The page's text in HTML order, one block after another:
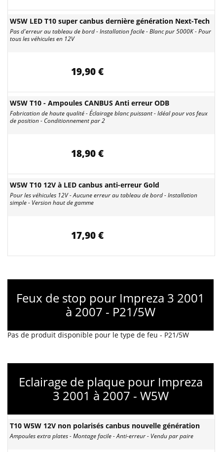
W5W LED T10 super canbus dernière génération Next-Tech
Pas d'erreur au tableau de bord - Installation facile - Blanc pur 5000K - Pour
tous les véhicules en 12V
19,90 €
W5W T10 - Ampoules CANBUS Anti erreur ODB
Fabrication de haute qualité - Éclairage blanc puissant - Idéal pour vos feux
de position - Conditionnement par 2
18,90 €
W5W T10 12V à LED canbus anti-erreur Gold
Pour les véhicules 12V - Aucune erreur au tableau de bord - Installation
simple - Version haut de gamme
17,90 €
Feux de stop pour Impreza 3 2001
à 2007 - P21/5W
Pas de produit disponible pour le type de feu - P21/5W
Eclairage de plaque pour Impreza
3 2001 à 2007 - W5W
T10 W5W 12V non polarisés canbus nouvelle génération
Ampoules extra plates - Montage facile - Anti-erreur - Vendu par paire